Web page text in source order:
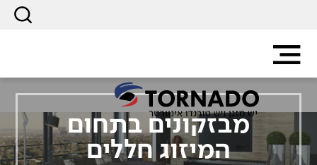
מבזקונים בתחום
המיזוג חללים